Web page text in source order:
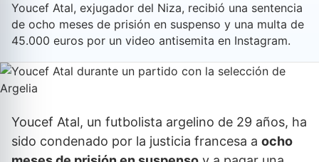
Youcef Atal, exjugador del Niza, recibió una sentencia
de ocho meses de prisión en suspenso y una multa de
45.000 euros por un video antisemita en Instagram.
Youcef Atal, un futbolista argelino de 29 años, ha
sido condenado por la justicia francesa a ocho